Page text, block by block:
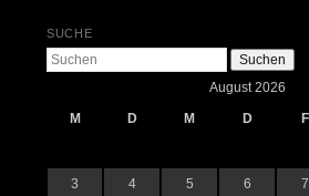
SUCHE
Suchen
August 2026
M
D M D F
3 4 5 6 7